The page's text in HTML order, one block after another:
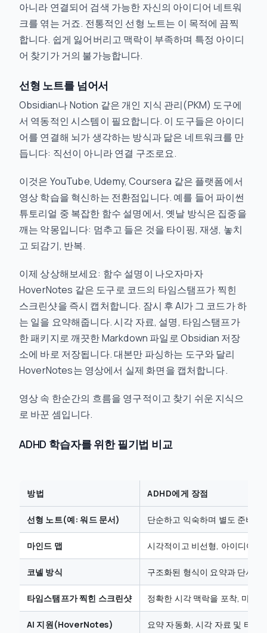
아니라 연결되어 검색 가능한 자신의 아이디어 네트워
크를 엮는 거죠. 전통적인 선형 노트는 이 목적에 끔찍
합니다. 쉽게 잃어버리고 맥락이 부족하며 특정 아이디
어 찾기가 거의 불가능합니다.
선형 노트를 넘어서
Obsidian나 Notion 같은 개인 지식 관리(PKM) 도구에
서 역동적인 시스템이 필요합니다. 이 도구들은 아이디
어를 연결해 뇌가 생각하는 방식과 닮은 네트워크를 만
듭니다: 직선이 아니라 연결 구조로요.
이것은 YouTube, Udemy, Coursera 같은 플랫폼에서
영상 학습을 혁신하는 전환점입니다. 예를 들어 파이썬
튜토리얼 중 복잡한 함수 설명에서, 옛날 방식은 집중을
깨는 악몽입니다: 멈추고 들은 것을 타이핑, 재생, 놓치
고 되감기, 반복.
이제 상상해보세요: 함수 설명이 나오자마자
HoverNotes 같은 도구로 코드의 타임스탬프가 찍힌
스크린샷을 즉시 캡처합니다. 잠시 후 AI가 그 코드가 하
는 일을 요약해줍니다. 시각 자료, 설명, 타임스탬프가
한 패키지로 깨끗한 Markdown 파일로 Obsidian 저장
소에 바로 저장됩니다. 대본만 파싱하는 도구와 달리
HoverNotes는 영상에서 실제 화면을 캡처합니다.
영상 속 한순간의 흐름을 영구적이고 찾기 쉬운 지식으
로 바꾼 셈입니다.
ADHD 학습자를 위한 필기법 비교
방법 ADHD에게 장점
선형 노트(예: 워드 문서) 단순하고 익숙하며 별도 준비가
마인드 맵 시각적이고 비선형, 아이디어
코넬 방식 구조화된 형식이 요약과 단서
타임스탬프가 찍힌 스크린샷 정확한 시각 맥락을 포착, 마찰
AI 지원(HoverNotes) 요약 자동화, 시각 자료 및 타임